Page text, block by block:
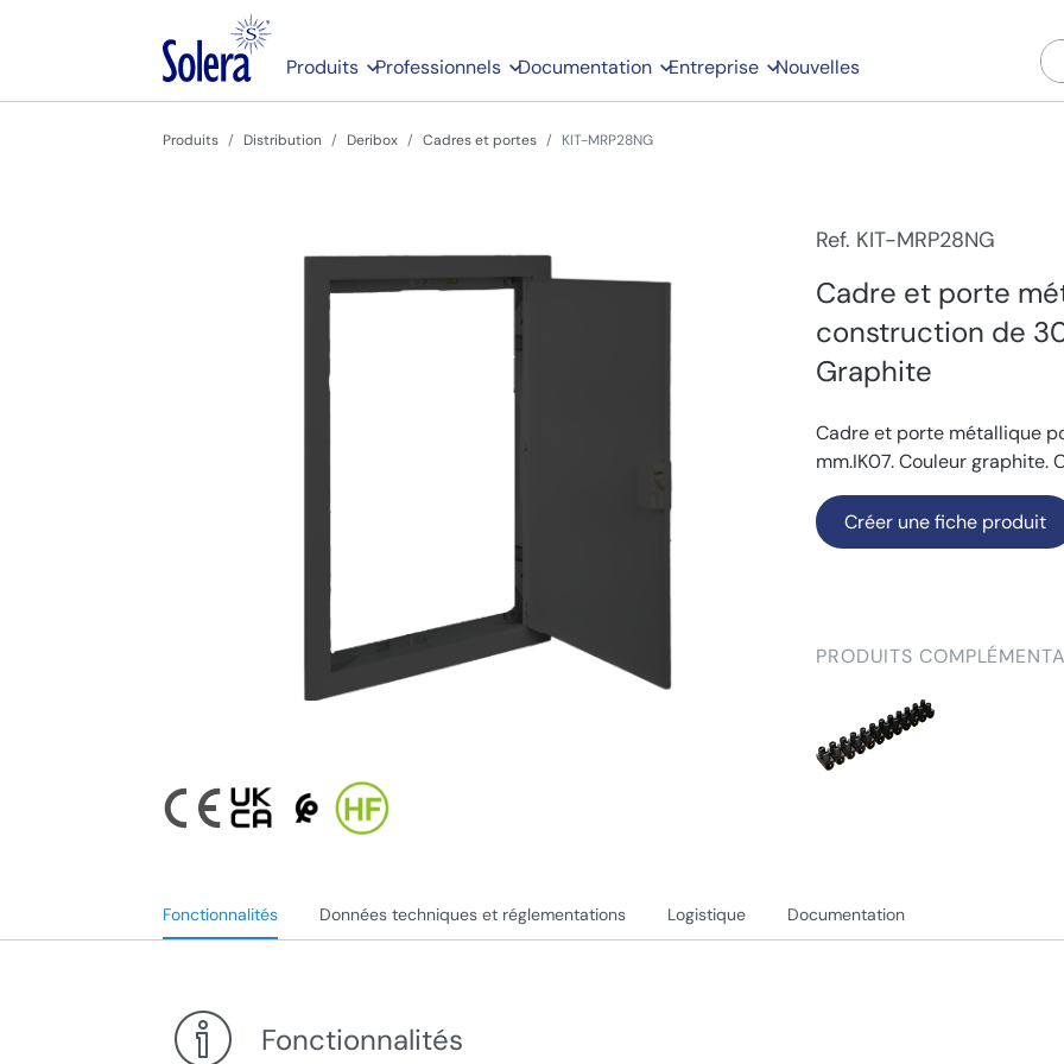
Produits Professionnels Documentation Entreprise Nouvelles
Produits Distribution Deribox Cadres et portes KIT-MRP28NG
Ref. KIT-MRP28NG
Cadre et porte
construction de
Graphite
Cadre et porte métallique
mm.IK07. Couleur graphite.
Créer une fiche produit
PRODUITS
Fonctionnalités Données techniques et réglementations Logistique Documentation
Fonctionnalités